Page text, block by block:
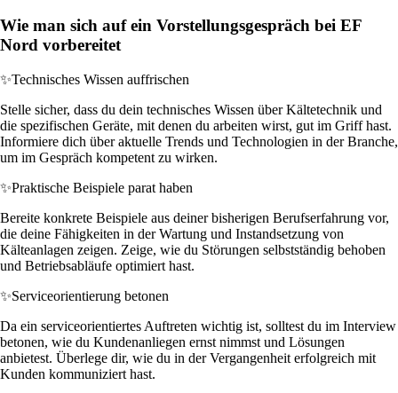
Wie man sich auf ein Vorstellungsgespräch bei EF
Nord vorbereitet
✨Technisches Wissen auffrischen
Stelle sicher, dass du dein technisches Wissen über Kältetechnik und
die spezifischen Geräte, mit denen du arbeiten wirst, gut im Griff hast.
Informiere dich über aktuelle Trends und Technologien in der Branche,
um im Gespräch kompetent zu wirken.
✨Praktische Beispiele parat haben
Bereite konkrete Beispiele aus deiner bisherigen Berufserfahrung vor,
die deine Fähigkeiten in der Wartung und Instandsetzung von
Kälteanlagen zeigen. Zeige, wie du Störungen selbstständig behoben
und Betriebsabläufe optimiert hast.
✨Serviceorientierung betonen
Da ein serviceorientiertes Auftreten wichtig ist, solltest du im Interview
betonen, wie du Kundenanliegen ernst nimmst und Lösungen
anbietest. Überlege dir, wie du in der Vergangenheit erfolgreich mit
Kunden kommuniziert hast.